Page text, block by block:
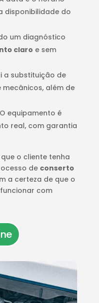
disponibilidade do
um diagnóstico
claro e sem
a substituição de
além de
equipamento é
real, com garantia
o cliente tenha
de conserto
a certeza de que o
com